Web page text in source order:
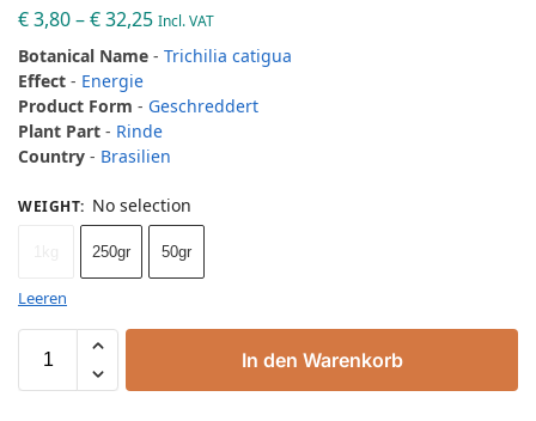
€3,80–€32,25 Incl. VAT
Botanical Name - Trichilia catigua
Effect - Energie
Product Form - Geschreddert
Plant Part - Rinde
Country - Brasilien
WEIGHT: No selection
250gr 50gr
Leeren
In den Warenkorb